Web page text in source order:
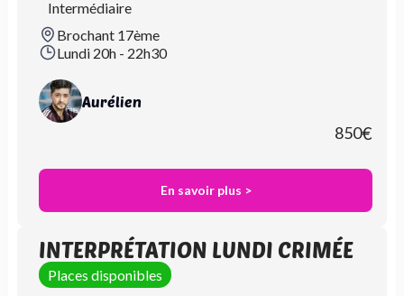
Intermédiaire
Brochant 17ème
Lundi 20h - 22h30
Aurélien
850€
En savoir plus >
INTERPRÉTATION LUNDI CRIMÉE
Places disponibles